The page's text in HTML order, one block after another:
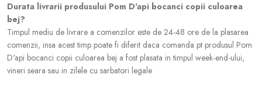
Durata livrarii produsului Pom D'api bocanci copii culoarea
bej?
Timpul mediu de livrare a comenzilor este de 24-48 ore de la plasarea
comenzii, insa acest timp poate fi diferit daca comanda pt produsul Pom
D'api bocanci copii culoarea bej a fost plasata in timpul week-end-ului,
vineri seara sau in zilele cu sarbatori legale